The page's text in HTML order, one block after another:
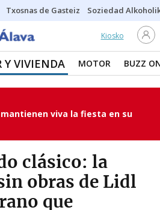
Txosnas de Gasteiz Soziedad
Kiosko
Y VIVIENDA MOTOR BUZZ
viva la fiesta en su
clásico: la
obras de Lidl
que